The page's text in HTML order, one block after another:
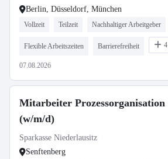
Berlin, Düsseldorf, München
Vollzeit Teilzeit Nachhaltiger Arbeitgeber
Flexible Arbeitszeiten Barrierefreiheit 4
07.08.2026
Mitarbeiter Prozessorganisation
(w/m/d)
Sparkasse Niederlausitz
Senftenberg